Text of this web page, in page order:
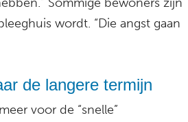
wordt. “Die angst gaan
de langere termijn
voor de “snelle”